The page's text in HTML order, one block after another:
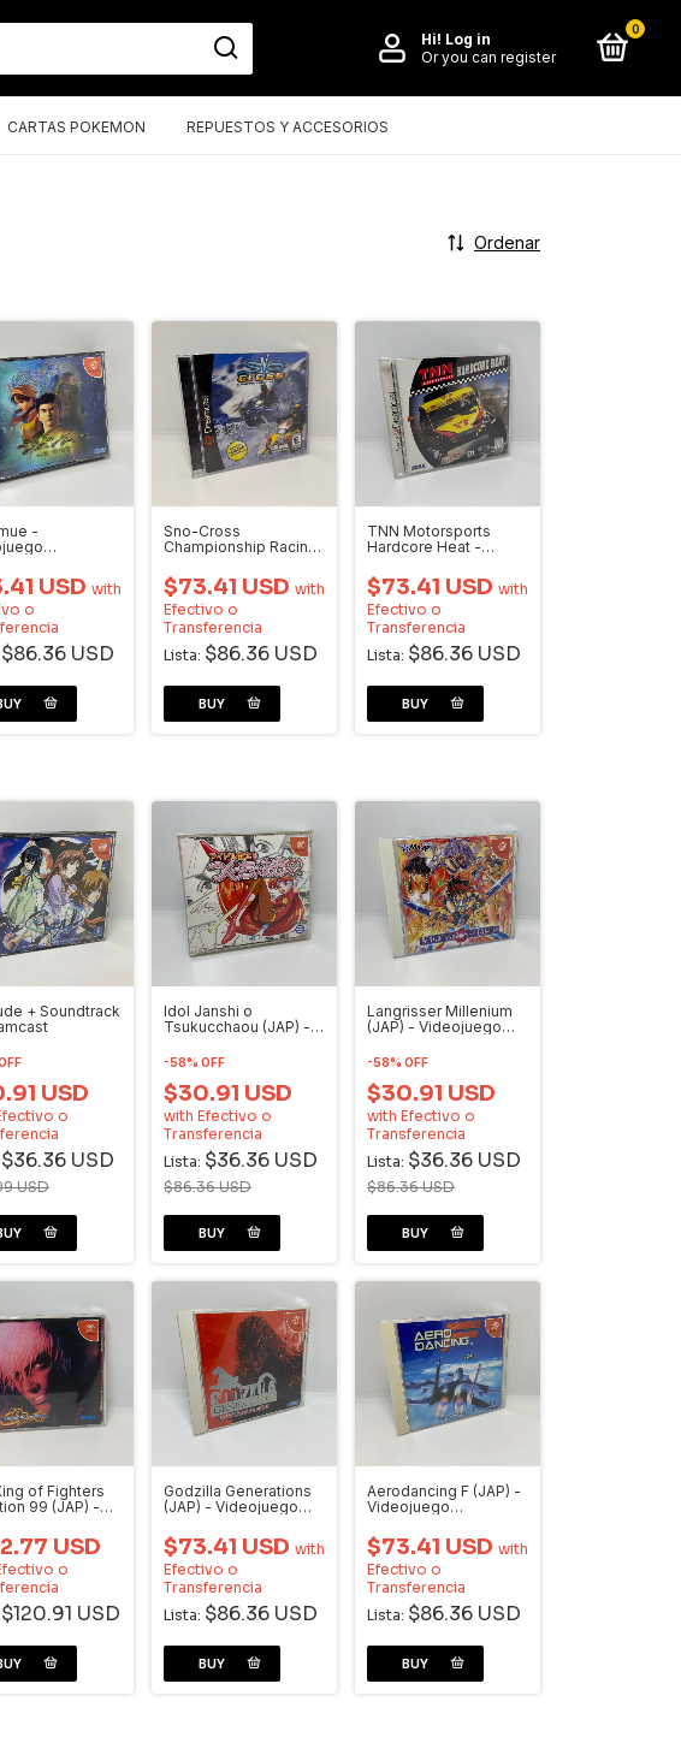
Hi! Log in
Or you can register
0
CARTAS POKEMON REPUESTOS Y ACCESORIOS
Ordenar
-
USD with
o
$86.36 USD
Sno-Cross
Championship Racing
Dreamcast
$73.41 USD with
Efectivo o
Transferencia
Lista: $86.36 USD
TNN Motorsports
Hardcore Heat -
Dreamcast
$73.41 USD with
Efectivo o
Transferencia
Lista: $86.36 USD
+ Soundtrack
USD
o
$36.36 USD
USD
Idol Janshi o
Tsukucchaou (JAP) -
Dreamcast
-58% OFF
$30.91 USD
with Efectivo o
Transferencia
Lista: $36.36 USD
$86.36 USD
Langrisser Millenium
(JAP) - Videojuego
-58% OFF
$30.91 USD
with Efectivo o
Transferencia
Lista: $36.36 USD
$86.36 USD
of Fighters
99 (JAP) -
USD
o
$120.91 USD
Godzilla Generations
(JAP) - Videojuego
$73.41 USD with
Efectivo o
Transferencia
Lista: $86.36 USD
Aerodancing F (JAP) -
Videojuego
$73.41 USD with
Efectivo o
Transferencia
Lista: $86.36 USD